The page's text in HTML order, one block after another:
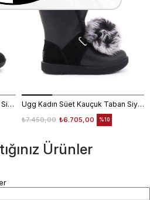
Rouge Kadın Strech Poli Taban Siyah Günlük Bot Ugg Kadın Süet Kauçuk Taban Siyah Günlük Bot
₺6.705,00
₺7.450,00 %10
Ürünler